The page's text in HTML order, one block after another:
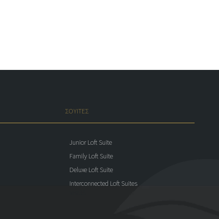
ΣΟΥΙΤΕΣ
Junior Loft Suite
Family Loft Suite
Deluxe Loft Suite
Interconnected Loft Suites